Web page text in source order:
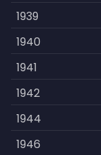
Kids
Music
Mystery
Politics
Reality
Romance
1939
1940
1941
1942
1944
1946